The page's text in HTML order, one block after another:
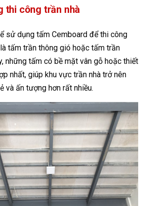
thi công trần nhà
sử dụng tấm Cemboard để thi công
tấm trần thông gió hoặc tấm trần
những tấm có bề mặt vân gỗ hoặc thiết
nhất, giúp khu vực trần nhà trở nên
và ấn tượng hơn rất nhiều.